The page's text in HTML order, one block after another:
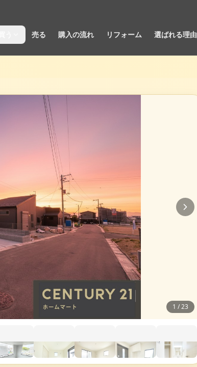
売る 購入の流れ リフォーム 選ばれる理由
1 /23